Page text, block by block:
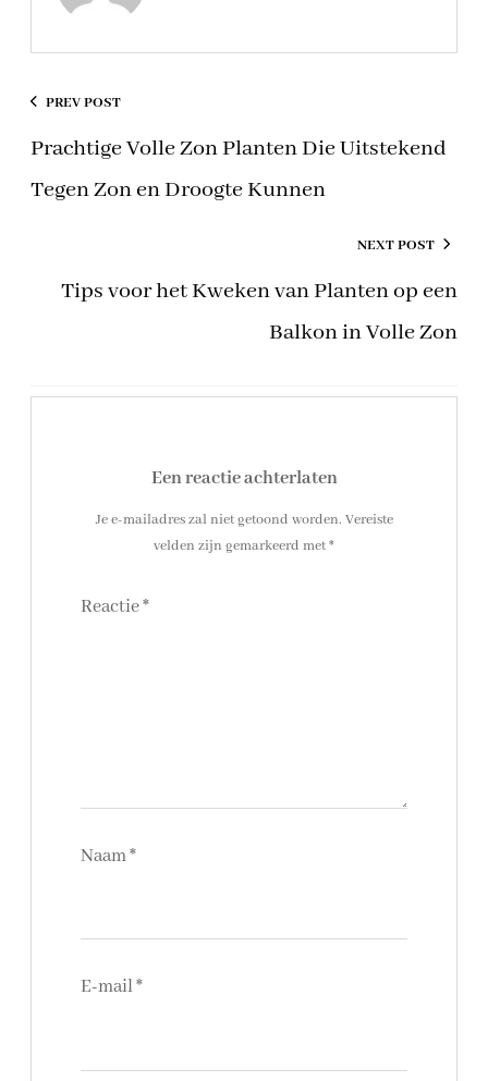
PREV POST
Prachtige Volle Zon Planten Die Uitstekend
Tegen Zon en Droogte Kunnen
NEXT POST
Tips voor het Kweken van Planten op een
Balkon in Volle Zon
Een reactie achterlaten
Je e-mailadres zal niet getoond worden. Vereiste
velden zijn gemarkeerd met*
Reactie*
Naam*
E-mail*